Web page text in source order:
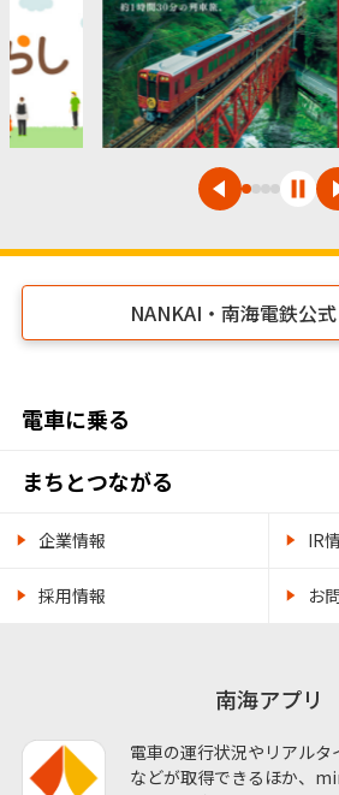
NANKAI・南海電鉄公
電車に乗る
まちとつながる
企業情報 IR
採用情報 お
南海アプリ
電車の運行状況やリアル
などが取得できるほか、